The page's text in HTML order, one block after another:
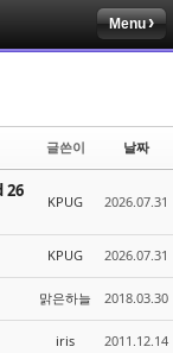
Menu
글쓴이 날짜
26
KPUG 2026.07.31
KPUG 2026.07.31
맑은하늘 2018.03.30
iris 2011.12.14